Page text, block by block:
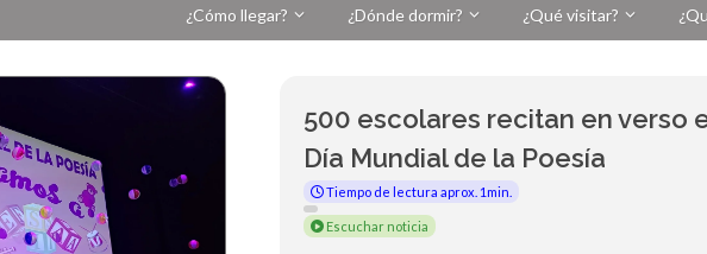
¿Cómo llegar? ¿Dónde dormir? ¿Qué visitar?
500 escolares recitan en verso
Día Mundial de la Poesía
Tiempo de lectura aprox. 1min.
Escuchar noticia